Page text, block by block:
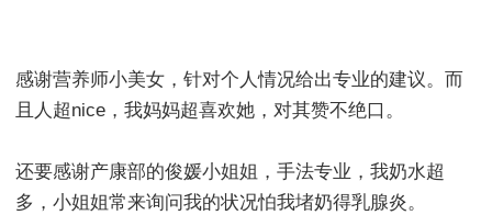
感谢营养师小美女，针对个人情况给出专业的建议。而
且人超nice，我妈妈超喜欢她，对其赞不绝口。
还要感谢产康部的俊媛小姐姐，手法专业，我奶水超
多，小姐姐常来询问我的状况怕我堵奶得乳腺炎。